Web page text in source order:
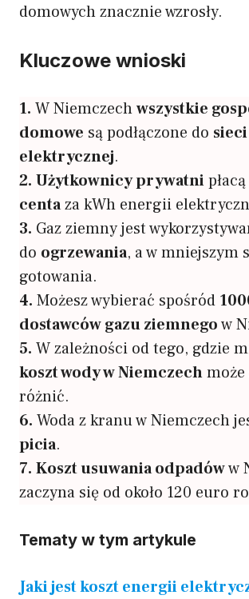
domowych znacznie wzrosły.
Kluczowe wnioski
1. W Niemczechwszystkie
domowe są podłączone do sieci
elektrycznej.
2. Użytkownicy prywatni
centaza kWh energii
3. Gaz ziemny jest
do ogrzewania, a w mniejszym
gotowania.
4. Możesz wybierać spośród
dostawców gazu ziemnegow
5. W zależności od tego, gdzie
koszt wody w Niemczechmoże
różnić.
6. Woda z kranu w Niemczech
picia.
7. Koszt usuwania odpadóww
zaczyna się od około 120 euro
Tematy w tym artykule
Jaki jest koszt energii